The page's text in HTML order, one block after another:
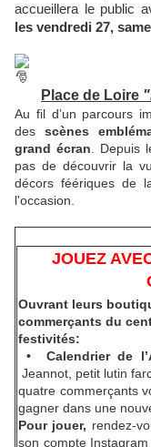
accueillera le public
les vendredi 27,
Place de Loire
Au fil d’un parcours
des scènes
grand écran . Depuis
pas de découvrir la
décors féériques de
l'occasion.
JOUEZ
Ouvrant leurs
commerçants du
festivités:
• Calendrier de
Jeannot, petit lutin
quatre commerçants
gagner dans une
Pour jouer, rendez-
son compte